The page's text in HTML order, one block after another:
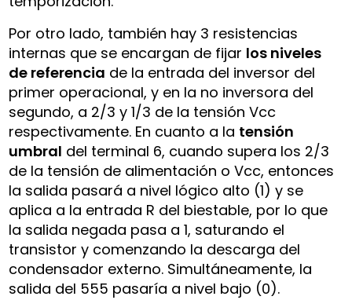
Por otro lado, también hay 3 resistencias
internas que se encargan de fijar los niveles
de referencia de la entrada del inversor del
primer operacional, y en la no inversora del
segundo, a 2/3 y 1/3 de la tensión Vcc
respectivamente. En cuanto a la tensión
umbral del terminal 6, cuando supera los 2/3
de la tensión de alimentación o Vcc, entonces
la salida pasará a nivel lógico alto (1) y se
aplica a la entrada R del biestable, por lo que
la salida negada pasa a 1, saturando el
transistor y comenzando la descarga del
condensador externo. Simultáneamente, la
salida del 555 pasaría a nivel bajo (0).